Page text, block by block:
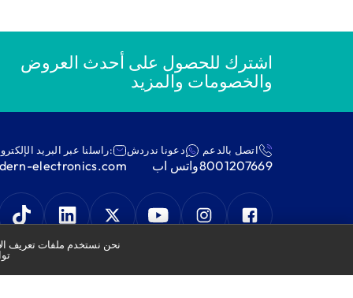
اشترك للحصول على أحدث العروض
والخصومات والمزيد
اتصل بالدعم
8001207669
دعونا ندردش
واتس اب
:راسلنا عبر البريد
electronics.com
نحن نستخدم ملفات تعريف